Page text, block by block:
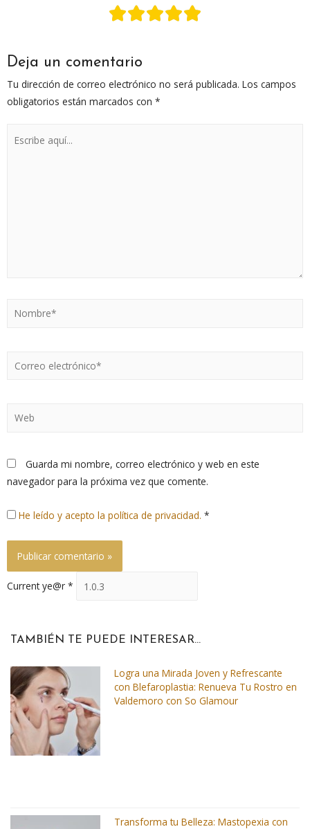
Deja un comentario
Tu dirección de correo electrónico no será publicada. Los campos
obligatorios están marcados con *
Guarda mi nombre, correo electrónico y web en este
navegador para la próxima vez que comente.
He leído y acepto la política de privacidad. *
Current ye@r *
TAMBIÉN TE PUEDE INTERESAR...
Logra una Mirada Joven y Refrescante
con Blefaroplastia: Renueva Tu Rostro en
Valdemoro con So Glamour
Transforma tu Belleza: Mastopexia con